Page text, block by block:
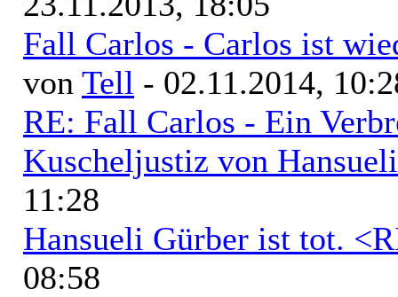
Fall Carlos - Carlos ist
von Tell - 02.11.2014,
RE: Fall Carlos - Ein
Kuscheljustiz von
11:28
Hansueli Gürber ist tot.
08:58